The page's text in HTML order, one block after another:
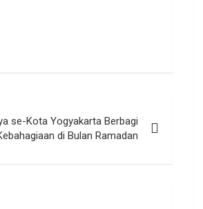
se-Kota Yogyakarta Berbagi
di Bulan Ramadan